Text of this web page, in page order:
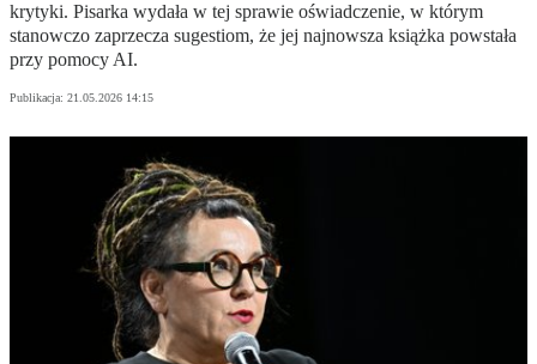
krytyki. Pisarka wydała w tej sprawie oświadczenie, w którym
stanowczo zaprzecza sugestiom, że jej najnowsza książka powstała
przy pomocy AI.
Publikacja: 21.05.2026 14:15